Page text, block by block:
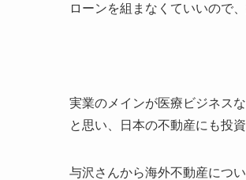
ローンを組まなくていいので
実業のメインが医療ビジネス
と思い、日本の不動産にも投
与沢さんから海外不動産につ